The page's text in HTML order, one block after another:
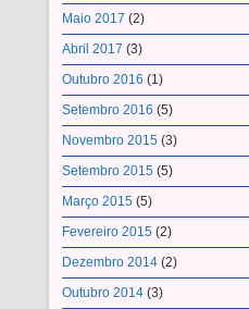
Maio 2017 (2)
Abril 2017 (3)
Outubro 2016 (1)
Setembro 2016 (5)
Novembro 2015 (3)
Setembro 2015 (5)
Março 2015 (5)
Fevereiro 2015 (2)
Dezembro 2014 (2)
Outubro 2014 (3)